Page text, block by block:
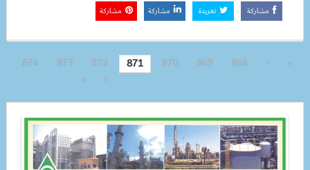
مشاركة تغريدة مشاركة مشاركة
«
‹
868
869
870
871
872
873
874
›
»